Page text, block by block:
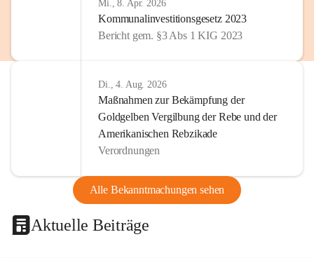
Mi., 8. Apr. 2026
Kommunalinvestitionsgesetz 2023
Bericht gem. §3 Abs 1 KIG 2023
Di., 4. Aug. 2026
Maßnahmen zur Bekämpfung der
Goldgelben Vergilbung der Rebe und der
Amerikanischen Rebzikade
Verordnungen
Alle Bekanntmachungen sehen
Aktuelle Beiträge